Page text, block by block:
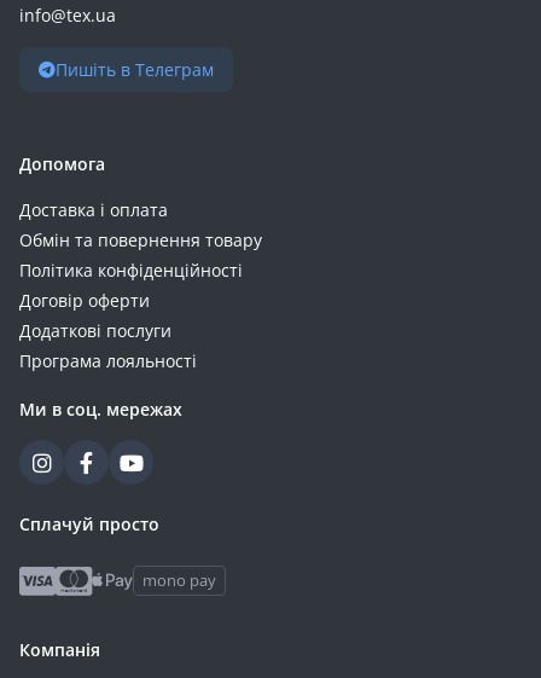
info@tex.ua
Пишіть в Телеграм
Допомога
Доставка і оплата
Обмін та повернення товару
Політика конфіденційності
Договір оферти
Додаткові послуги
Програма лояльності
Ми в соц. мережах
Сплачуй просто
mono pay
Компанія